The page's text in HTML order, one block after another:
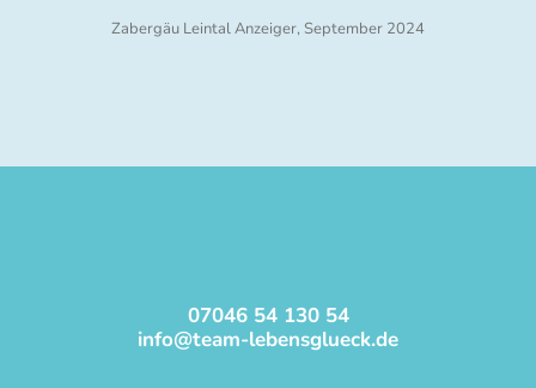
Zabergäu Leintal Anzeiger, September 2024
07046 54 130 54
info@team-lebensglueck.de